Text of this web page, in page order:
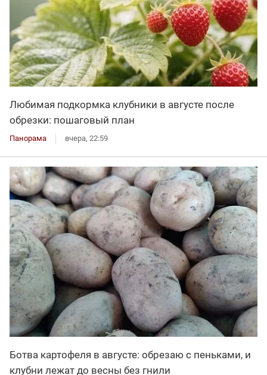
Любимая подкормка клубники в августе после
обрезки: пошаговый план
Панорама вчера, 22:59
Ботва картофеля в августе: обрезаю с пеньками, и
клубни лежат до весны без гнили